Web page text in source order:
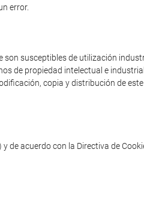
error.
son susceptibles de utilización
de propiedad intelectual e
copia y distribución de
de acuerdo con la Directiva de